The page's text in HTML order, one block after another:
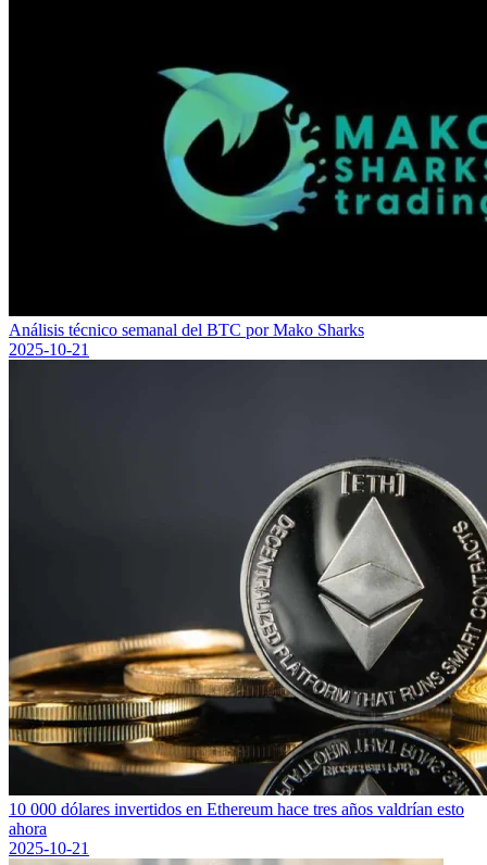
Análisis técnico semanal del BTC por Mako Sharks
2025-10-21
10 000 dólares invertidos en Ethereum hace tres años valdrían esto
ahora
2025-10-21